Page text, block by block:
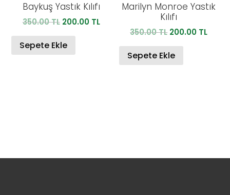
Baykuş Yastık Kılıfı
350.00TL Orijinal
350.00 TL.
200.00 TLŞu
200.00 TL.
Sepete Ekle
Marilyn Monroe Yastık
Kılıfı
350.00TL Orijinal
350.00 TL.
200.00 TLŞu
Sepete Ekle